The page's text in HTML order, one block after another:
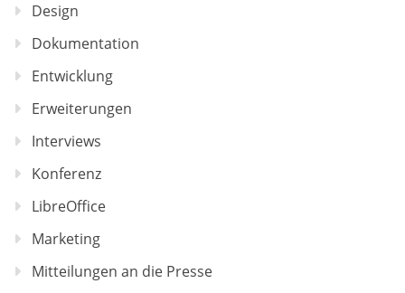
Design
Dokumentation
Entwicklung
Erweiterungen
Interviews
Konferenz
LibreOffice
Marketing
Mitteilungen an die Presse